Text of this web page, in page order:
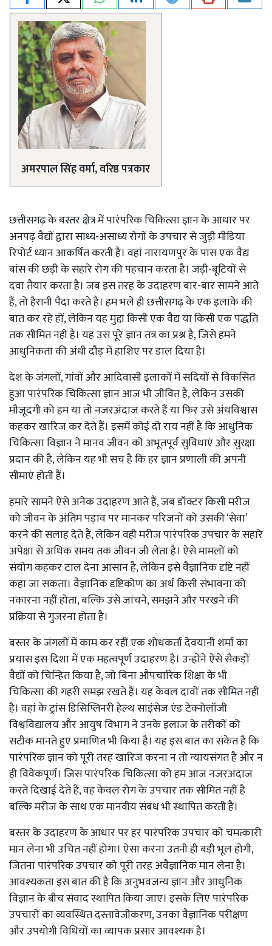
अमरपाल सिंह वर्मा, वरिष्ठ पत्रकार
छत्तीसगढ़ के बस्तर क्षेत्र में पारंपरिक चिकित्सा ज्ञान के आधार पर
अनपढ़ वैद्यों द्वारा साध्य-असाध्य रोगों के उपचार से जुड़ी मीडिया
रिपोर्ट ध्यान आकर्षित करती है। वहां नारायणपुर के पास एक वैद्य
बांस की छड़ी के सहारे रोग की पहचान करता है। जड़ी-बूटियों से
दवा तैयार करता है। जब इस तरह के उदाहरण बार-बार सामने आते
हैं, तो हैरानी पैदा करते हैं। हम भले ही छत्तीसगढ़ के एक इलाके की
बात कर रहे हों, लेकिन यह मुद्दा किसी एक वैद्य या किसी एक पद्धति
तक सीमित नहीं है। यह उस पूरे ज्ञान तंत्र का प्रश्न है, जिसे हमने
आधुनिकता की अंधी दौड़ में हाशिए पर डाल दिया है।
देश के जंगलों, गांवों और आदिवासी इलाकों में सदियों से विकसित
हुआ पारंपरिक चिकित्सा ज्ञान आज भी जीवित है, लेकिन उसकी
मौजूदगी को हम या तो नजरअंदाज करते हैं या फिर उसे अंधविश्वास
कहकर खारिज कर देते हैं। इसमें कोई दो राय नहीं है कि आधुनिक
चिकित्सा विज्ञान ने मानव जीवन को अभूतपूर्व सुविधाएं और सुरक्षा
प्रदान की है, लेकिन यह भी सच है कि हर ज्ञान प्रणाली की अपनी
सीमाएं होती हैं।
हमारे सामने ऐसे अनेक उदाहरण आते हैं, जब डॉक्टर किसी मरीज
को जीवन के अंतिम पड़ाव पर मानकर परिजनों को उसकी ‘सेवा’
करने की सलाह देते हैं, लेकिन वही मरीज पारंपरिक उपचार के सहारे
अपेक्षा से अधिक समय तक जीवन जी लेता है। ऐसे मामलों को
संयोग कहकर टाल देना आसान है, लेकिन इसे वैज्ञानिक दृष्टि नहीं
कहा जा सकता। वैज्ञानिक दृष्टिकोण का अर्थ किसी संभावना को
नकारना नहीं होता, बल्कि उसे जांचने, समझने और परखने की
प्रक्रिया से गुजरना होता है।
बस्तर के जंगलों में काम कर रहीं एक शोधकर्ता देवयानी शर्मा का
प्रयास इस दिशा में एक महत्वपूर्ण उदाहरण है। उन्होंने ऐसे सैकड़ों
वैद्यों को चिन्हित किया है, जो बिना औपचारिक शिक्षा के भी
चिकित्सा की गहरी समझ रखते हैं। यह केवल दावों तक सीमित नहीं
है। वहां के ट्रांस डिसिप्लिनरी हेल्थ साइंसेज एंड टेक्नोलॉजी
विश्वविद्यालय और आयुष विभाग ने उनके इलाज के तरीकों को
सटीक मानते हुए प्रमाणित भी किया है। यह इस बात का संकेत है कि
पारंपरिक ज्ञान को पूरी तरह खारिज करना न तो न्यायसंगत है और न
ही विवेकपूर्ण। जिस पारंपरिक चिकित्सा को हम आज नजरअंदाज
करते दिखाई देते हैं, वह केवल रोग के उपचार तक सीमित नहीं है
बल्कि मरीज के साथ एक मानवीय संबंध भी स्थापित करती है।
बस्तर के उदाहरण के आधार पर हर पारंपरिक उपचार को चमत्कारी
मान लेना भी उचित नहीं होगा। ऐसा करना उतनी ही बड़ी भूल होगी,
जितना पारंपरिक उपचार को पूरी तरह अवैज्ञानिक मान लेना है।
आवश्यकता इस बात की है कि अनुभवजन्य ज्ञान और आधुनिक
विज्ञान के बीच संवाद स्थापित किया जाए। इसके लिए पारंपरिक
उपचारों का व्यवस्थित दस्तावेजीकरण, उनका वैज्ञानिक परीक्षण
और उपयोगी विधियों का व्यापक प्रसार आवश्यक है।